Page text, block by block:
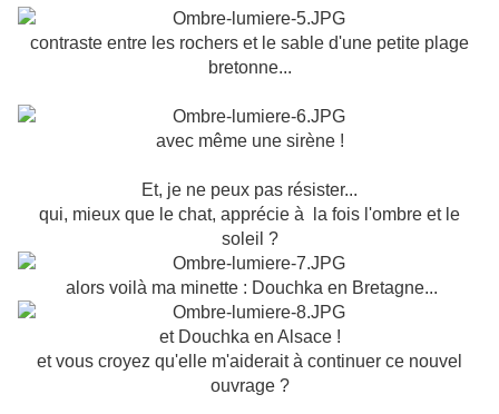
contraste entre les rochers et le sable d'une petite plage
bretonne...
avec même une sirène !
Et, je ne peux pas résister...
qui, mieux que le chat, apprécie à la fois l'ombre et le
soleil ?
alors voilà ma minette : Douchka en Bretagne...
et Douchka en Alsace !
et vous croyez qu'elle m'aiderait à continuer ce nouvel
ouvrage ?